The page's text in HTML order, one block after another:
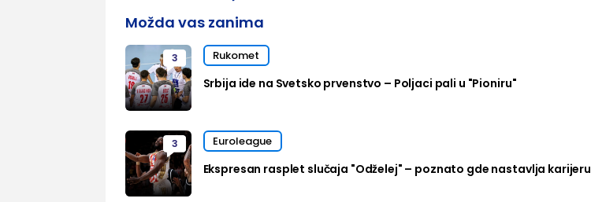
Možda vas zanima
3 Rukomet
Srbija ide na Svetsko prvenstvo – Poljaci pali u "Pioniru"
3 Euroleague
Ekspresan rasplet slučaja "Odželej" – poznato gde nastavlja karijeru